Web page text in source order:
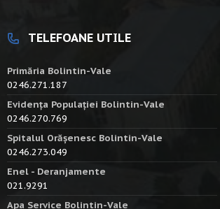
TELEFOANE UTILE
Primăria Bolintin-Vale
0246.271.187
Evidența Populației Bolintin-Vale
0246.270.769
Spitalul Orășenesc Bolintin-Vale
0246.273.049
Enel - Deranjamente
021.9291
Apa Service Bolintin-Vale